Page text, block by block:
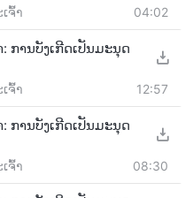
ຈົ້າ 04:02
ການບັງເກີດເປັນມະນຸດ
ຈົ້າ 12:57
ການບັງເກີດເປັນມະນຸດ
ຈົ້າ 08:30